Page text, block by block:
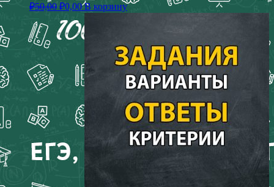
₽50,00 ₽0,00 В корзину